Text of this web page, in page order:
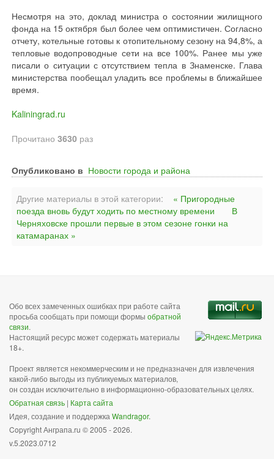
Несмотря на это, доклад министра о состоянии жилищного
фонда на 15 октября был более чем оптимистичен. Согласно
отчету, котельные готовы к отопительному сезону на 94,8%, а
тепловые водопроводные сети на все 100%. Ранее мы уже
писали о ситуации с отсутствием тепла в Знаменске. Глава
министерства пообещал уладить все проблемы в ближайшее
время.
Kaliningrad.ru
Прочитано 3630 раз
Опубликовано в Новости города и района
Другие материалы в этой категории:
« Пригородные
поезда вновь будут ходить по местному времени
В
Черняховске прошли первые в этом сезоне гонки на
катамаранах »
Обо всех замеченных ошибках при работе сайта
просьба сообщать при помощи формы обратной
связи.
Настоящий ресурс может содержать материалы
18+.
Проект является некоммерческим и не предназначен для извлечения
какой-либо выгоды из публикуемых материалов,
он создан исключительно в информационно-образовательных целях.
Обратная связь | Карта сайта
Идея, создание и поддержка Wandragor.
Copyright Анграпа.ru © 2005 - 2026.
v.5.2023.0712